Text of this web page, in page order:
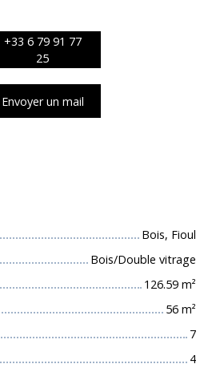
+33 6 79 91 77
25
Envoyer un mail
Bois, Fioul
Bois/Double vitrage
126.59 m²
56 m²
7
4